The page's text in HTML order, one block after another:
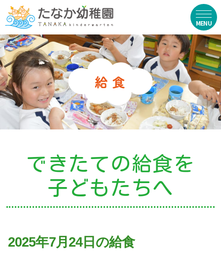
在園生向け
・資料ダウンロード
・園からのお便り
・動画
お知らせ
・ニュース
・ブログ
・園の特色
できたての給食を
子どもたちへ
2025年7月24日の給食